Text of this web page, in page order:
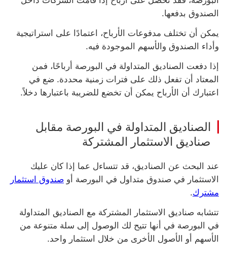
الصندوق بدفعها.
يمكن أن تختلف مدفوعات الأرباح، اعتمادًا على استراتيجية
وأداء الصندوق والأسهم الموجودة فيه.
إذا دفعت ‏‫الصناديق المتداولة في البورصة‬ أرباحًا، فمن
المعتاد أن تفعل ذلك على فترات زمنية محددة. ضع في
اعتبارك أن الأرباح يمكن أن تخضع للضريبة باعتبارها دخلاً.
‏‫الصناديق المتداولة في البورصة‬ مقابل
صناديق الاستثمار المشتركة
عند البحث عن الصناديق، قد تتساءل عما إذا كان عليك
الاستثمار في صندوق متداول في البورصة أو صندوق استثمار
مشترك.
تتشابه صناديق الاستثمار المشتركة مع ‏‫الصناديق المتداولة
في البورصة‬ في أنها تتيح لك الوصول إلى سلة متنوعة من
الأسهم أو الأصول الأخرى من خلال استثمار واحد.